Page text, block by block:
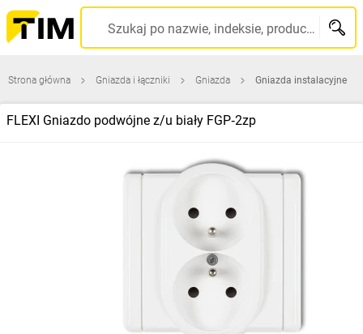
Szukaj po nazwie, indeksie, producencie, kodzie kreskowym...
Strona główna Gniazda i łączniki Gniazda Gniazda instalacyjne
FLEXI Gniazdo podwójne z/u biały FGP‑2zp